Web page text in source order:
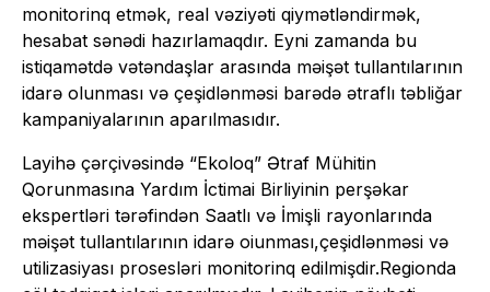
monitorinq etmək, real vəziyəti qiymətləndirmək,
hesabat sənədi hazırlamaqdır. Eyni zamanda bu
istiqamətdə vətəndaşlar arasında məişət tullantılarının
idarə olunması və çeşidlənməsi barədə ətraflı təbliğar
kampaniyalarının aparılmasıdır.
Layihə çərçivəsində “Ekoloq” Ətraf Mühitin
Qorunmasına Yardım İctimai Birliyinin perşəkar
ekspertləri tərəfindən Saatlı və İmişli rayonlarında
məişət tullantılarının idarə oiunması,çeşidlənməsi və
utilizasiyası prosesləri monitorinq edilmişdir.Regionda